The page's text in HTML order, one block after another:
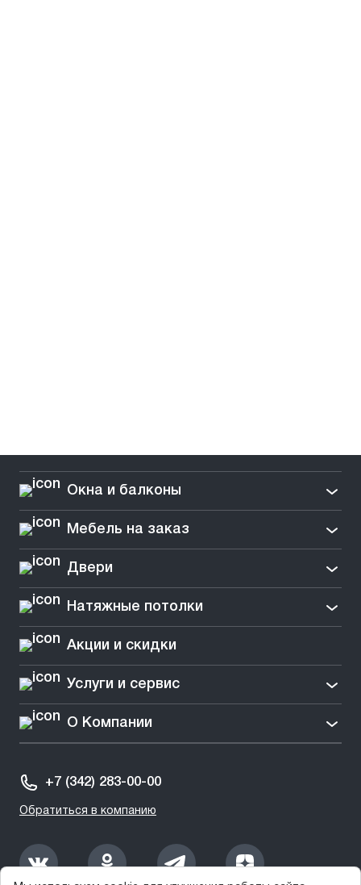
Окна и балконы
Мебель на заказ
Двери
Натяжные потолки
Акции и скидки
Услуги и сервис
О Компании
+7 (342) 283-00-00
Обратиться в компанию